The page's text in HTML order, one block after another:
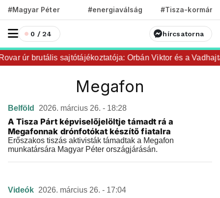
#Magyar Péter #energiaválság #Tisza-kormány
0 / 24 hírcsatorna
úr brutális sajtótájékoztatója: Orbán Viktor és a
Megafon
Belföld 2026. március 26. - 18:28
A Tisza Párt képviselőjelöltje támadt rá a
Megafonnak drónfotókat készítő fiatalra
Erőszakos tiszás aktivisták támadtak a Megafon
munkatársára Magyar Péter országjárásán.
Videók 2026. március 26. - 17:04